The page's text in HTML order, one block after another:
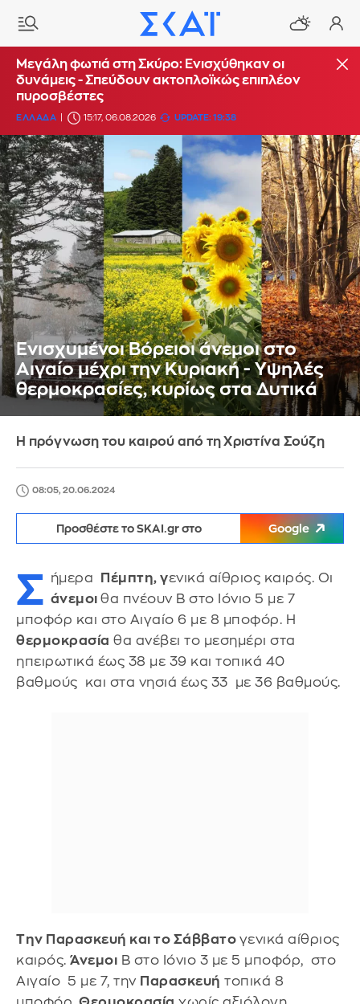
Μεγάλη φωτιά στη Σκύρο: Ενισχύθηκαν οι
δυνάμεις - Σπεύδουν ακτοπλοϊκώς επιπλέον
πυροσβέστες
ΕΛΛΑΔΑ 15:17, 06.08.2026 UPDATE: 19:38
Ενισχυμένοι Βόρειοι άνεμοι στο
Αιγαίο μέχρι την Κυριακή - Υψηλές
θερμοκρασίες, κυρίως στα Δυτικά
Η πρόγνωση του καιρού από τη Χριστίνα Σούζη
08:05, 20.06.2024
Προσθέστε το SKAI.gr στο Google
Σ ήμερα Πέμπτη, γενικά αίθριος καιρός. Οι
άνεμοι θα πνέουν Β στο Ιόνιο 5 με 7
μποφόρ και στο Αιγαίο 6 με 8 μποφόρ. Η
θερμοκρασία θα ανέβει το μεσημέρι στα
ηπειρωτικά έως 38 με 39 και τοπικά 40
βαθμούς και στα νησιά έως 33 με 36 βαθμούς.
Την Παρασκευή και το Σάββατο γενικά αίθριος
καιρός. Άνεμοι Β στο Ιόνιο 3 με 5 μποφόρ, στο
Αιγαίο 5 με 7, την Παρασκευή τοπικά 8